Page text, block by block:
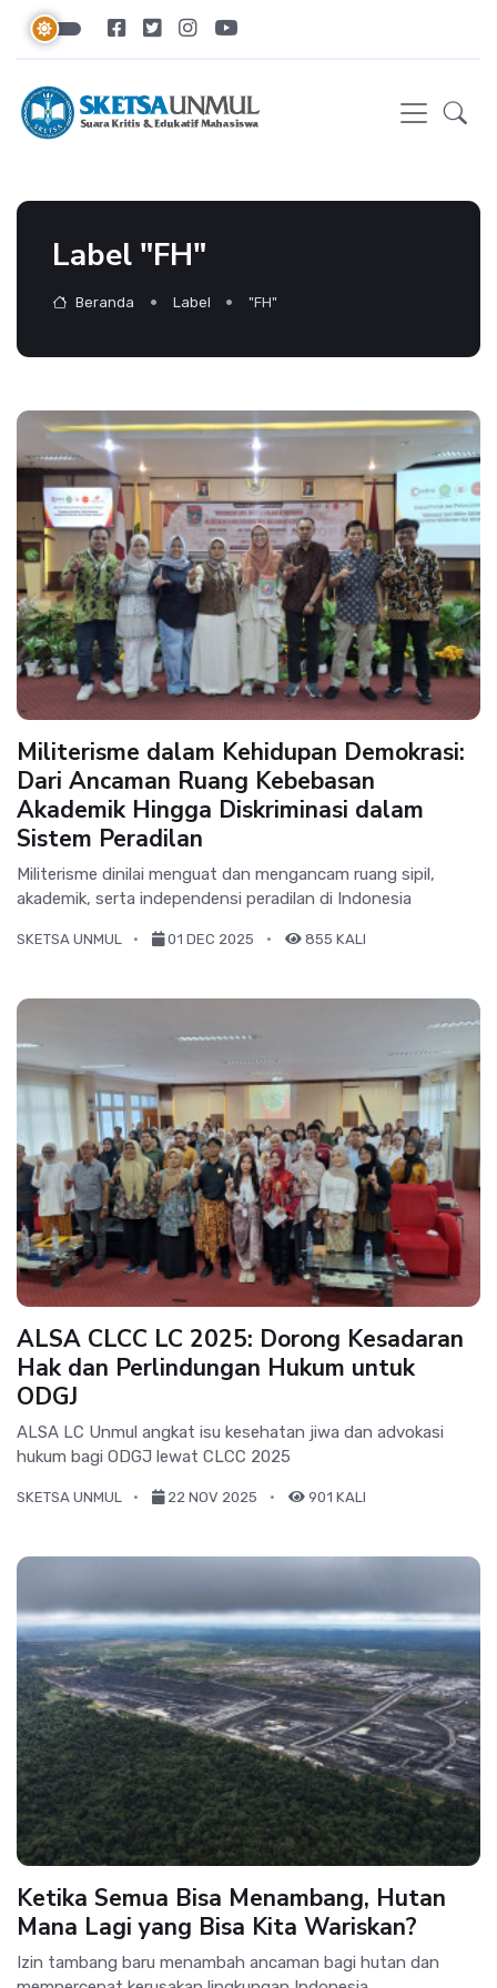
Label "FH"
Beranda Label "FH"
Militerisme dalam Kehidupan Demokrasi:
Dari Ancaman Ruang Kebebasan
Akademik Hingga Diskriminasi dalam
Sistem Peradilan
Militerisme dinilai menguat dan mengancam ruang sipil,
akademik, serta independensi peradilan di Indonesia
SKETSA UNMUL 01 DEC 2025 855 KALI
ALSA CLCC LC 2025: Dorong Kesadaran
Hak dan Perlindungan Hukum untuk
ODGJ
ALSA LC Unmul angkat isu kesehatan jiwa dan advokasi
hukum bagi ODGJ lewat CLCC 2025
SKETSA UNMUL 22 NOV 2025 901 KALI
Ketika Semua Bisa Menambang, Hutan
Mana Lagi yang Bisa Kita Wariskan?
Izin tambang baru menambah ancaman bagi hutan dan